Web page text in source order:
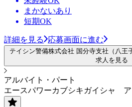
まかないあり
短期OK
詳細を見る 応募画面に進む
テイシン警備株式会社 国分寺支社（八王
求人を見る
アルバイト・パート
エースパワーカブシキガイシャ ア